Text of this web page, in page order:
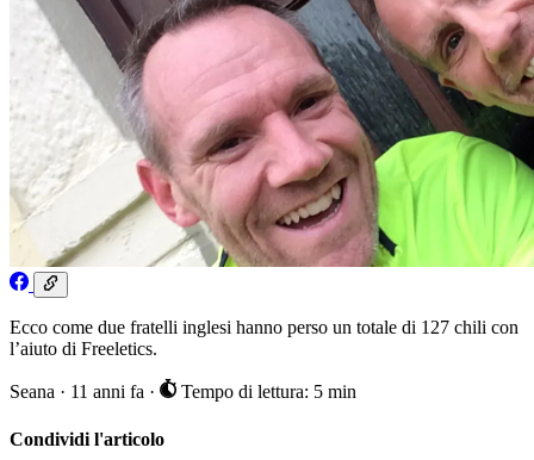
Ecco come due fratelli inglesi hanno perso un totale di 127 chili con
l’aiuto di Freeletics.
Seana · 11 anni fa · Tempo di lettura: 5 min
Condividi l'articolo